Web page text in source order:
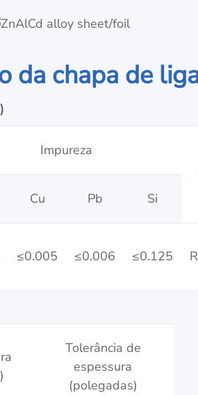
da chapa de
Impureza
Cu Pb Si
≤0.005 ≤0.006 ≤0.125
Tolerância de
espessura
(polegadas)